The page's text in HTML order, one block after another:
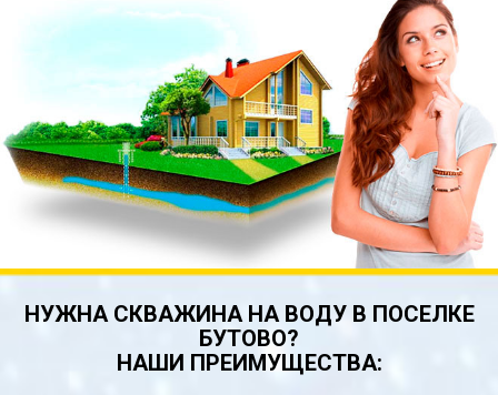
НУЖНА СКВАЖИНА НА ВОДУ В ПОСЕЛКЕ
БУТОВО?
НАШИ ПРЕИМУЩЕСТВА: